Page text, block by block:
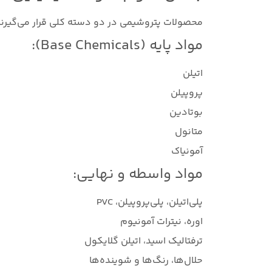
محصولات پتروشیمی در دو دسته کلی قرار
مواد پایه (Base Chemicals):
اتیلن
پروپیلن
بوتادین
متانول
آمونیاک
مواد واسطه و نهایی:
پلی‌اتیلن، پلی‌پروپیلن، PVC
اوره، نیترات آمونیوم
ترفتالیک اسید، اتیلن گلایکول
حلال‌ها، رنگ‌ها و شوینده‌ها